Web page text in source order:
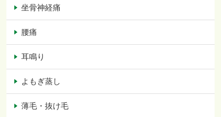
坐骨神経痛
腰痛
耳鳴り
よもぎ蒸し
薄毛・抜け毛